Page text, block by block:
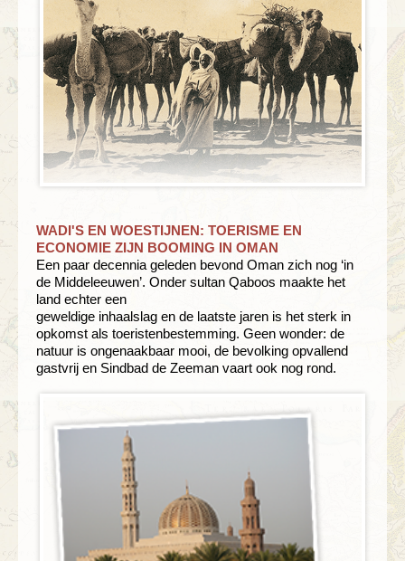
WADI'S EN WOESTIJNEN: TOERISME EN
ECONOMIE ZIJN BOOMING IN OMAN
Een paar decennia geleden bevond Oman zich nog ‘in
de Middeleeuwen’. Onder sultan Qaboos maakte het
land echter een
geweldige inhaalslag en de laatste jaren is het sterk in
opkomst als toeristenbestemming. Geen wonder: de
natuur is ongenaakbaar mooi, de bevolking opvallend
gastvrij en Sindbad de Zeeman vaart ook nog rond.